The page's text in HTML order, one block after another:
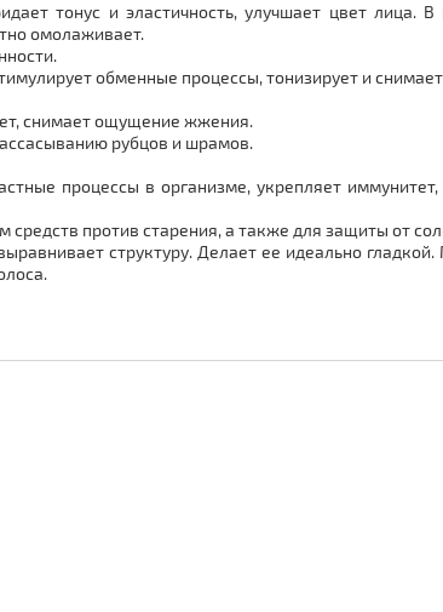
тонус и эластичность, улучшает цвет лица.
омолаживает.
обменные процессы, тонизирует и снимает
снимает ощущение жжения.
рубцов и шрамов.
процессы в организме, укрепляет
против старения, а также для защиты от
структуру. Делает ее идеально